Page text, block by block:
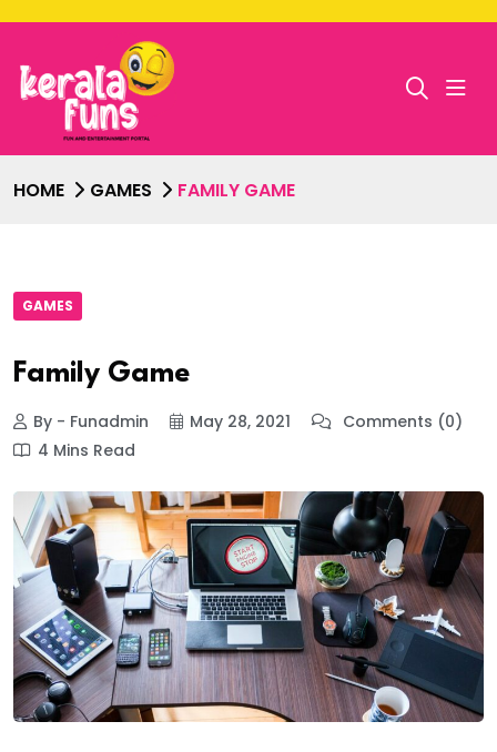
HOME GAMES FAMILY GAME
GAMES
Family Game
By - Funadmin May 28, 2021
Comments (0)
4 Mins Read